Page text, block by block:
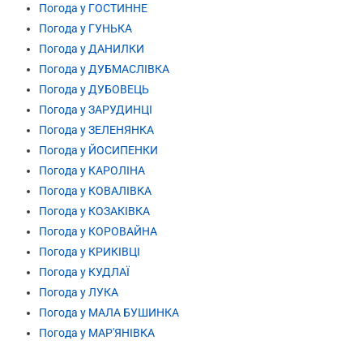
Погода у ГОСТИННЕ
Погода у ГУНЬКА
Погода у ДАНИЛКИ
Погода у ДУБМАСЛІВКА
Погода у ДУБОВЕЦЬ
Погода у ЗАРУДИНЦІ
Погода у ЗЕЛЕНЯНКА
Погода у ЙОСИПЕНКИ
Погода у КАРОЛІНА
Погода у КОВАЛІВКА
Погода у КОЗАКІВКА
Погода у КОРОВАЙНА
Погода у КРИКІВЦІ
Погода у КУДЛАЇ
Погода у ЛУКА
Погода у МАЛА БУШИНКА
Погода у МАР'ЯНІВКА